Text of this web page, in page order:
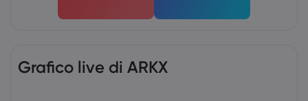
Grafico live di ARKX